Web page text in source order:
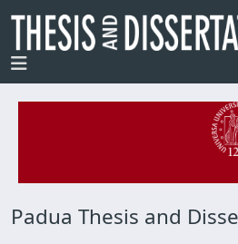
Padua Thesis and